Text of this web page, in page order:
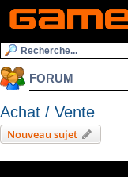
FORUM
Achat / Vente
Nouveau sujet